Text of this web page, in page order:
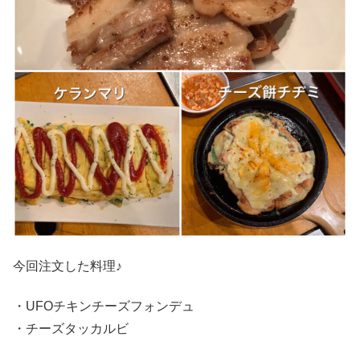
今回注文した料理♪
・UFOチキンチーズフォンデュ
・チーズタッカルビ